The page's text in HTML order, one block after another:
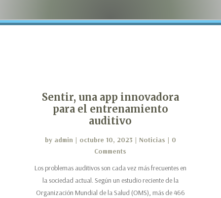
Sentir, una app innovadora
para el entrenamiento
auditivo
by admin | octubre 10, 2023 | Noticias | 0
Comments
Los problemas auditivos son cada vez más frecuentes en
la sociedad actual. Según un estudio reciente de la
Organización Mundial de la Salud (OMS), más de 466